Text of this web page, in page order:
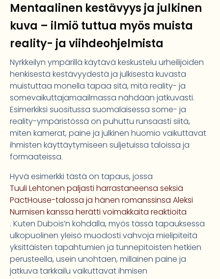
Mentaalinen kestävyys ja julkinen
kuva – ilmiö tuttua myös muista
reality- ja viihdeohjelmista
Nyrkkeilyn ympärillä käytävä keskustelu urheilijoiden
henkisestä kestävyydestä ja julkisesta kuvasta
muistuttaa monella tapaa sitä, mitä reality- ja
somevaikuttajamaailmassa nähdään jatkuvasti.
Esimerkiksi suositussa suomalaisessa some- ja
reality-ympäristössä on puhuttu runsaasti siitä,
miten kamerat, paine ja julkinen huomio vaikuttavat
ihmisten käyttäytymiseen suljetuissa taloissa ja
formaateissa.
Hyvä esimerkki tästä on tapaus, jossa
Tuuli Lehtonen paljasti harrastaneensa seksiä
PactHouse-talossa ja hänen romanssinsa Aleksi
Nurmisen kanssa herätti voimakkaita reaktioita
. Kuten Dubois’n kohdalla, myös tässä tapauksessa
ulkopuolinen yleisö muodosti vahvoja mielipiteitä
yksittäisten tapahtumien ja tunnepitoisten hetkien
perusteella, usein unohtaen, millainen paine ja
jatkuva tarkkailu vaikuttavat ihmisen